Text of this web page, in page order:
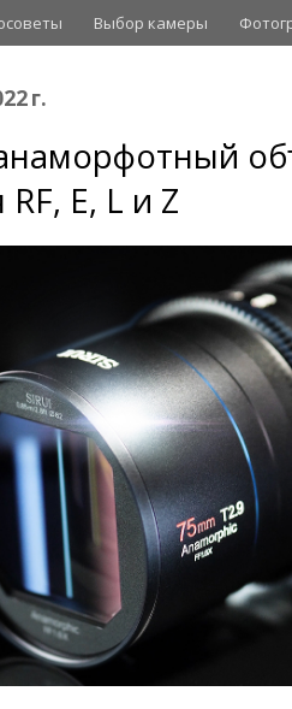
Выбор камеры
г.
E, L и Z